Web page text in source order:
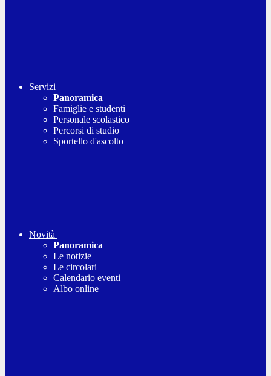
Servizi
Panoramica
Famiglie e studenti
Personale scolastico
Percorsi di studio
Sportello d'ascolto
Novità
Panoramica
Le notizie
Le circolari
Calendario eventi
Albo online